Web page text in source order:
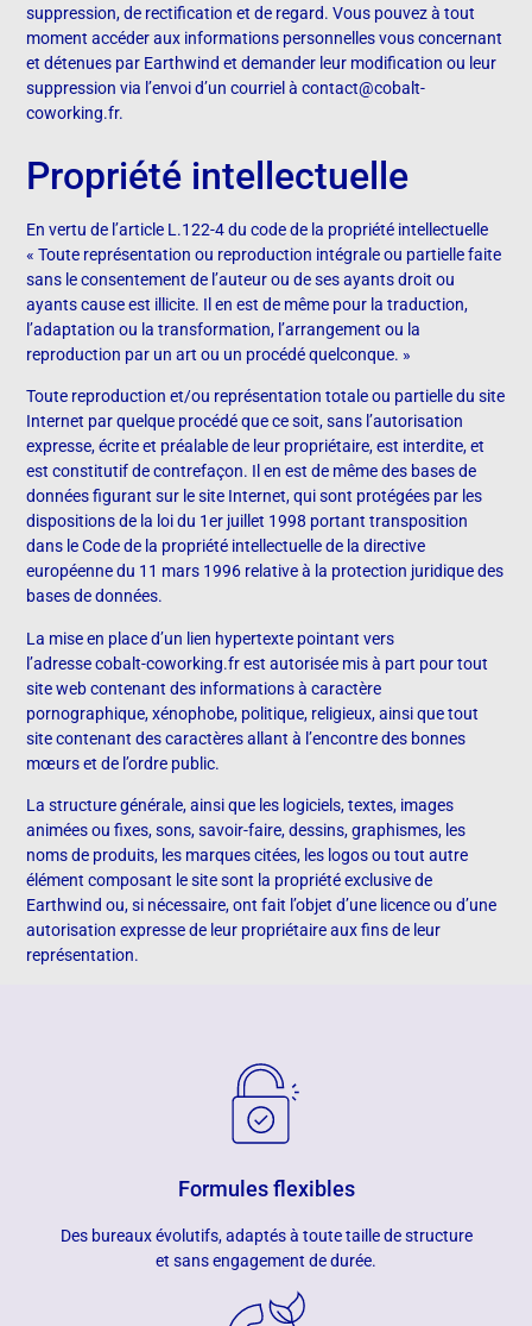
suppression, de rectification et de regard. Vous pouvez à tout
moment accéder aux informations personnelles vous concernant
et détenues par Earthwind et demander leur modification ou leur
suppression via l’envoi d’un courriel à contact@cobalt-
coworking.fr.
Propriété intellectuelle
En vertu de l’article L.122-4 du code de la propriété intellectuelle
« Toute représentation ou reproduction intégrale ou partielle faite
sans le consentement de l’auteur ou de ses ayants droit ou
ayants cause est illicite. Il en est de même pour la traduction,
l’adaptation ou la transformation, l’arrangement ou la
reproduction par un art ou un procédé quelconque. »
Toute reproduction et/ou représentation totale ou partielle du site
Internet par quelque procédé que ce soit, sans l’autorisation
expresse, écrite et préalable de leur propriétaire, est interdite, et
est constitutif de contrefaçon. Il en est de même des bases de
données figurant sur le site Internet, qui sont protégées par les
dispositions de la loi du 1er juillet 1998 portant transposition
dans le Code de la propriété intellectuelle de la directive
européenne du 11 mars 1996 relative à la protection juridique des
bases de données.
La mise en place d’un lien hypertexte pointant vers
l’adressecobalt-coworking.frest autorisée mis à part pour tout
site web contenant des informations à caractère
pornographique, xénophobe, politique, religieux, ainsi que tout
site contenant des caractères allant à l’encontre des bonnes
mœurs et de l’ordre public.
La structure générale, ainsi que les logiciels, textes, images
animées ou fixes, sons, savoir-faire, dessins, graphismes, les
noms de produits, les marques citées, les logos ou tout autre
élément composant le site sont la propriété exclusive de
Earthwind ou, si nécessaire, ont fait l’objet d’une licence ou d’une
autorisation expresse de leur propriétaire aux fins de leur
représentation.
Formules flexibles
Des bureaux évolutifs, adaptés à toute taille de structure
et sans engagement de durée.